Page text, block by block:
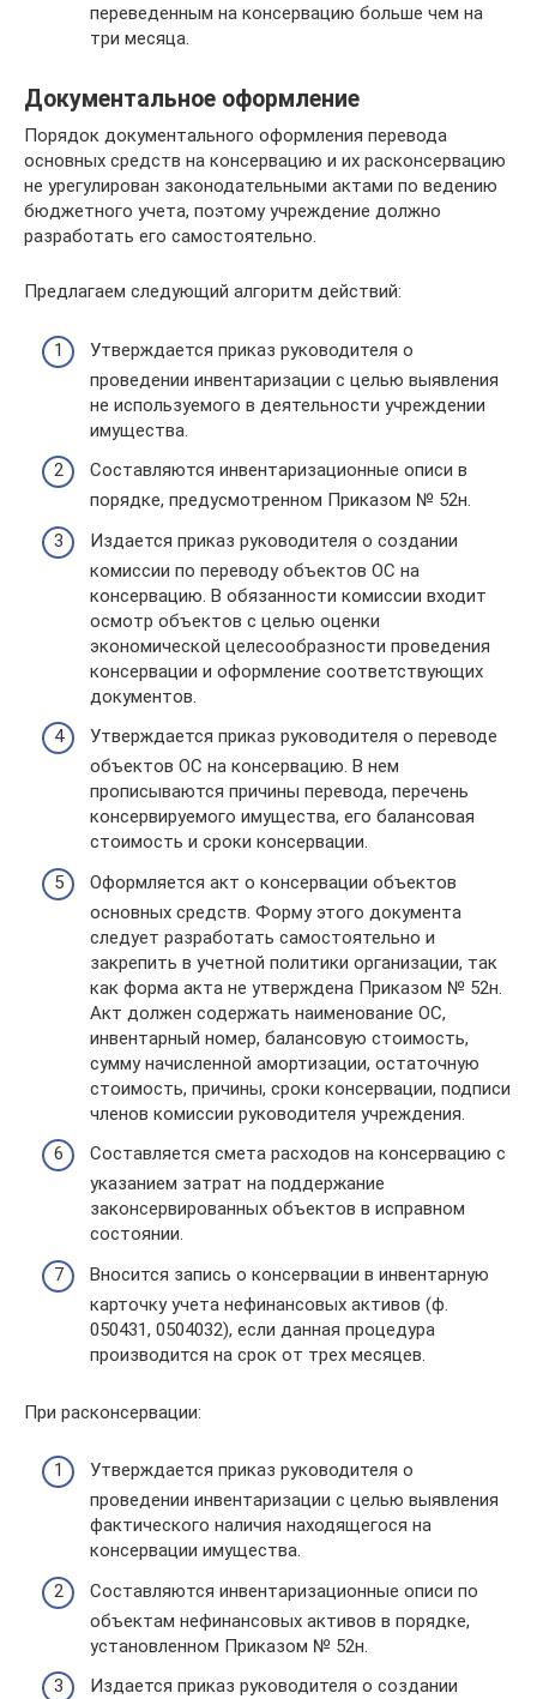
переведенным на консервацию больше чем на
три месяца.
Документальное оформление
Порядок документального оформления перевода
основных средств на консервацию и их расконсервацию
не урегулирован законодательными актами по ведению
бюджетного учета, поэтому учреждение должно
разработать его самостоятельно.
Предлагаем следующий алгоритм действий:
Утверждается приказ руководителя о
проведении инвентаризации с целью выявления
не используемого в деятельности учреждении
имущества.
Составляются инвентаризационные описи в
порядке, предусмотренном Приказом № 52н.
Издается приказ руководителя о создании
комиссии по переводу объектов ОС на
консервацию. В обязанности комиссии входит
осмотр объектов с целью оценки
экономической целесообразности проведения
консервации и оформление соответствующих
документов.
Утверждается приказ руководителя о переводе
объектов ОС на консервацию. В нем
прописываются причины перевода, перечень
консервируемого имущества, его балансовая
стоимость и сроки консервации.
Оформляется акт о консервации объектов
основных средств. Форму этого документа
следует разработать самостоятельно и
закрепить в учетной политики организации, так
как форма акта не утверждена Приказом № 52н.
Акт должен содержать наименование ОС,
инвентарный номер, балансовую стоимость,
сумму начисленной амортизации, остаточную
стоимость, причины, сроки консервации, подписи
членов комиссии руководителя учреждения.
Составляется смета расходов на консервацию с
указанием затрат на поддержание
законсервированных объектов в исправном
состоянии.
Вносится запись о консервации в инвентарную
карточку учета нефинансовых активов (ф.
050431, 0504032), если данная процедура
производится на срок от трех месяцев.
При расконсервации:
Утверждается приказ руководителя о
проведении инвентаризации с целью выявления
фактического наличия находящегося на
консервации имущества.
Составляются инвентаризационные описи по
объектам нефинансовых активов в порядке,
установленном Приказом № 52н.
Издается приказ руководителя о создании